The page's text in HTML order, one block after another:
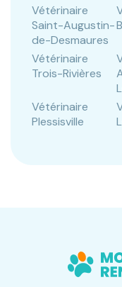
Vétérinaire
Saint-Augustin-
de-Desmaures
Vétérinaire
Trois-Rivières
Vétérinaire
Plessisville